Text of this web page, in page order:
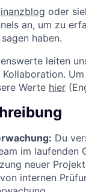
oder
an, um zu
haben.
leiten
Werte hier
Du
im laufenden
neuer
internen